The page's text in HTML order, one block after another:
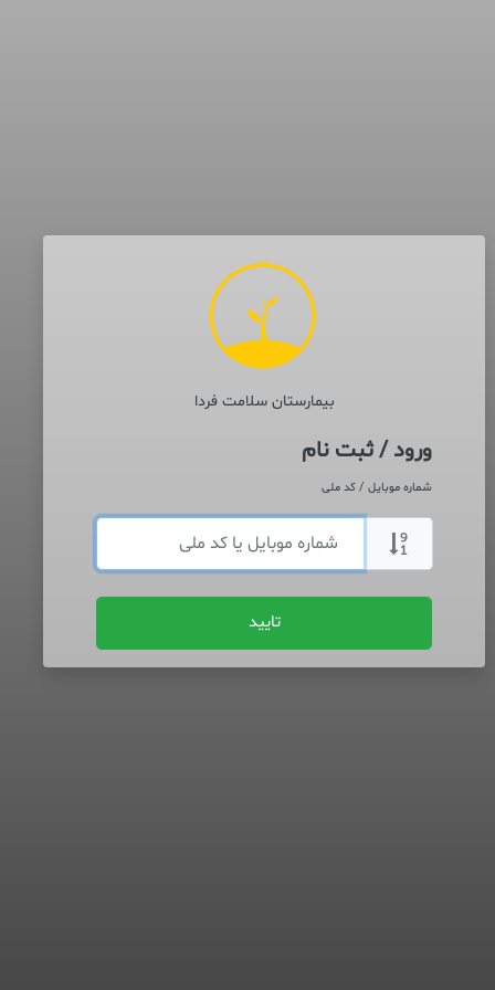
بیمارستان سلامت فردا
ورود / ثبت نام
شماره موبایل / کد ملی
تایید